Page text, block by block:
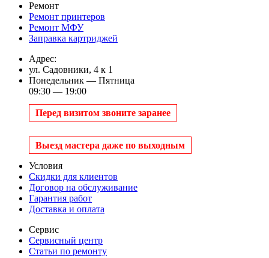
Ремонт
Ремонт принтеров
Ремонт МФУ
Заправка картриджей
Адрес:
ул. Садовники, 4 к 1
Понедельник — Пятница
09:30 — 19:00
Перед визитом звоните заранее
Выезд мастера даже по выходным
Условия
Скидки для клиентов
Договор на обслуживание
Гарантия работ
Доставка и оплата
Сервис
Сервисный центр
Статьи по ремонту